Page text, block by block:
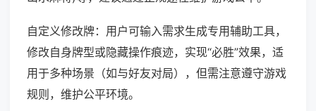
自定义修改牌：用户可输入需求生成专用辅助工具，
修改自身牌型或隐藏操作痕迹，实现“必胜”效果，适
用于多种场景（如与好友对局），但需注意遵守游戏
规则，维护公平环境。